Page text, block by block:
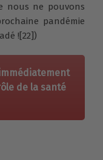
nous ne pouvons
pandémie
![22])
immédiatement
de la santé